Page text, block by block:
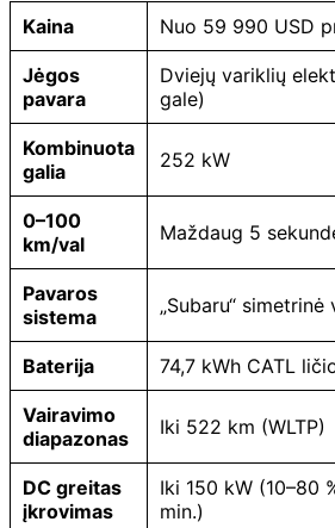
Kaina Nuo 59 990 USD
Jėgos
pavara
Dviejų variklių
gale)
Kombinuota
galia
252 kW
0–100
km/val
Maždaug 5
Pavaros
sistema
„Subaru“
Baterija 74,7 kWh CATL
Vairavimo
diapazonas
Iki 522 km (WLTP)
DC greitas
įkrovimas
Iki 150 kW (10–80
min.)